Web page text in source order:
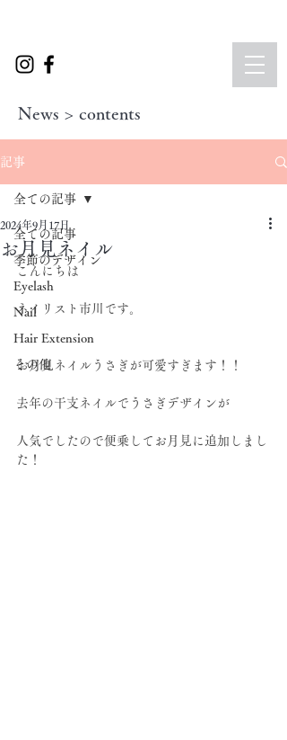
News > contents
記事
全ての記事
季節のデザイン
Eyelash
Nail
Hair Extension
その他
全ての記事
お月見ネイル
2024年9月17日
こんにちは
ネイリスト市川です。
お月見ネイルうさぎが可愛すぎます！！
去年の干支ネイルでうさぎデザインが
人気でしたので便乗してお月見に追加しまし
た！